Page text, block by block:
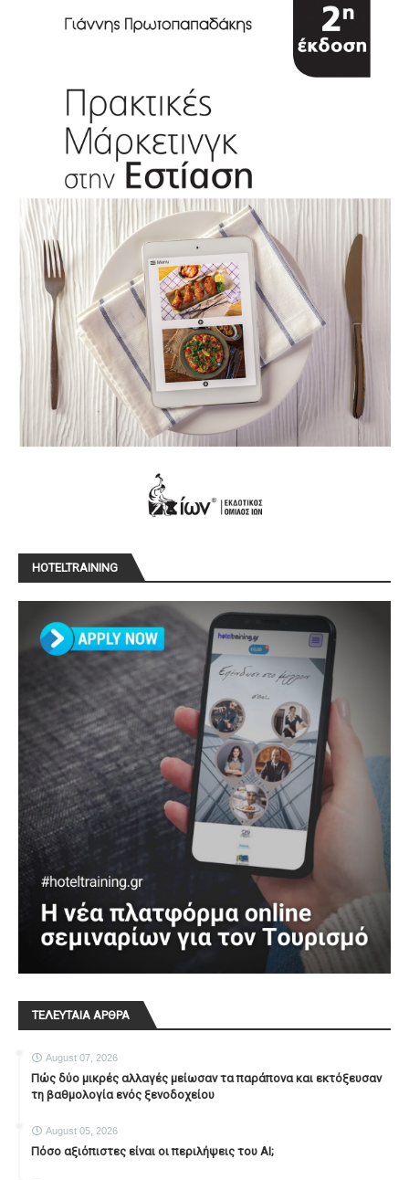
HOTELTRAINING
ΤΕΛΕΥΤΑΙΑ ΑΡΘΡΑ
August 07, 2026
Πώς δύο μικρές αλλαγές μείωσαν τα παράπονα και εκτόξευσαν
τη βαθμολογία ενός ξενοδοχείου
August 05, 2026
Πόσο αξιόπιστες είναι οι περιλήψεις του ΑΙ;